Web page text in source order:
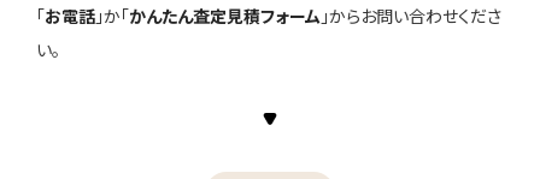
「お電話 」か「かんたん査定見積フォーム 」からお問い合わせくださ
い。